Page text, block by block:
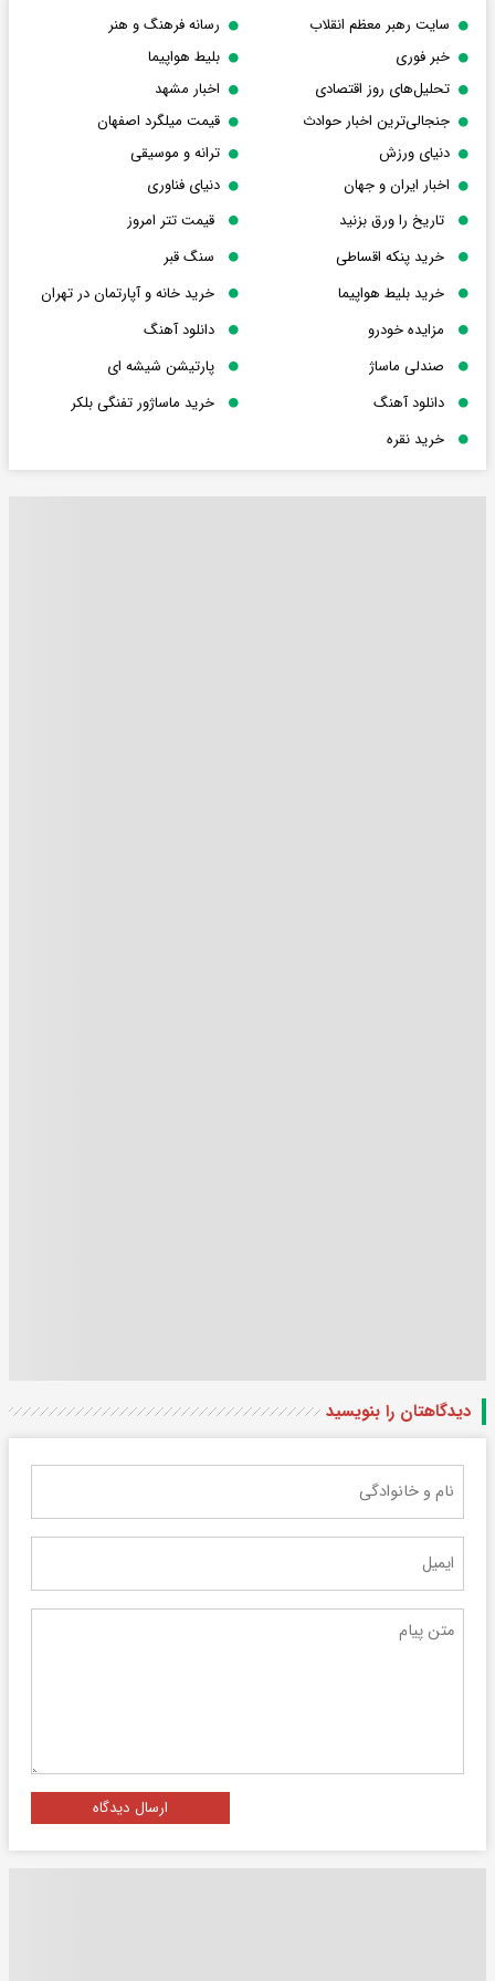
سایت رهبر معظم انقلاب
رسانه فرهنگ و هنر
خبر فوری
بلیط هواپیما
تحلیل‌های روز اقتصادی
اخبار مشهد
جنجالی‌ترین اخبار حوادث
قیمت میلگرد اصفهان
دنیای ورزش
ترانه و موسیقی
اخبار ایران و جهان
دنیای فناوری
تاریخ را ورق بزنید
قیمت تتر امروز
خرید پنکه اقساطی
سنگ قبر
خرید بلیط هواپیما
خرید خانه و آپارتمان در تهران
مزایده خودرو
دانلود آهنگ
صندلی ماساژ
پارتیشن شیشه ای
دانلود آهنگ
خرید ماساژور تفنگی بلکر
خرید نقره
دیدگاهتان را بنویسید
ارسال دیدگاه